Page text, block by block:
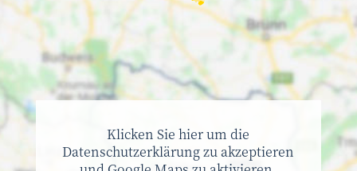
Klicken Sie hier um die
Datenschutzerklärung zu akzeptieren